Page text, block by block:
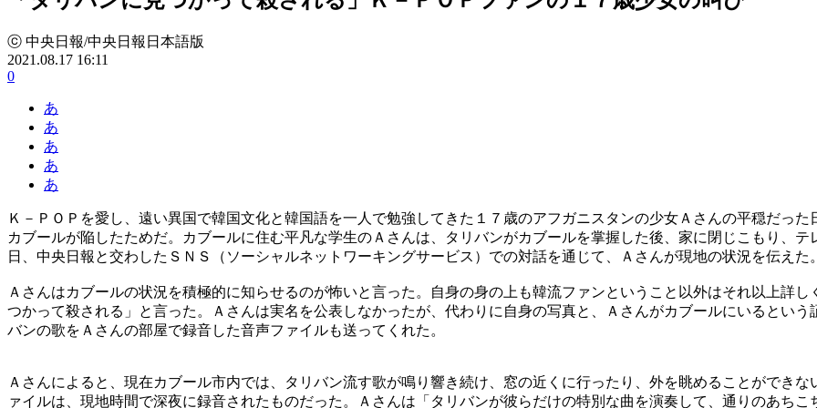
ⓒ 中央日報/中央日報日本語版
2021.08.17 16:11
0
あ
あ
あ
あ
あ
Ｋ－ＰＯＰを愛し、遠い異国で韓国文化と韓国語を一人で勉強してきた１７歳のアフガニスタンの少女Ａさんの平穏だっ
カブールが陥したためだ。カブールに住む平凡な学生のＡさんは、タリバンがカブールを掌握した後、家に閉じこもり、
日、中央日報と交わしたＳＮＳ（ソーシャルネットワーキングサービス）での対話を通じて、Ａさんが現地の状況を伝えた
Ａさんはカブールの状況を積極的に知らせるのが怖いと言った。自身の身の上も韓流ファンということ以外はそれ以上詳
つかって殺される」と言った。Ａさんは実名を公表しなかったが、代わりに自身の写真と、Ａさんがカブールにいるとい
バンの歌をＡさんの部屋で録音した音声ファイルも送ってくれた。
Ａさんによると、現在カブール市内では、タリバン流す歌が鳴り響き続け、窓の近くに行ったり、外を眺めることができ
ァイルは、現地時間で深夜に録音されたものだった。Ａさんは「タリバンが彼らだけの特別な曲を演奏して、通りのあち